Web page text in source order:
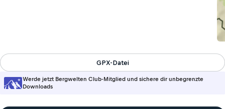
Werde jetzt Bergwelten Club-Mitglied und sichere dir unbegrenzte
Downloads
GPX-Datei